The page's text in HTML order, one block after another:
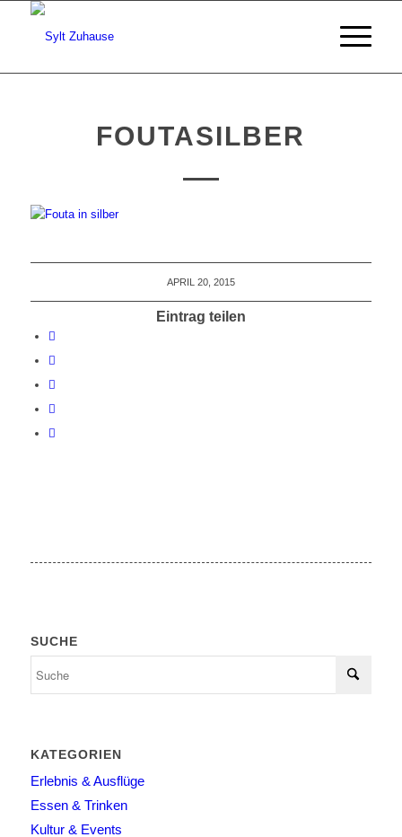
FOUTASILBER
APRIL 20, 2015
Eintrag teilen
SUCHE
KATEGORIEN
Erlebnis & Ausflüge
Essen & Trinken
Kultur & Events